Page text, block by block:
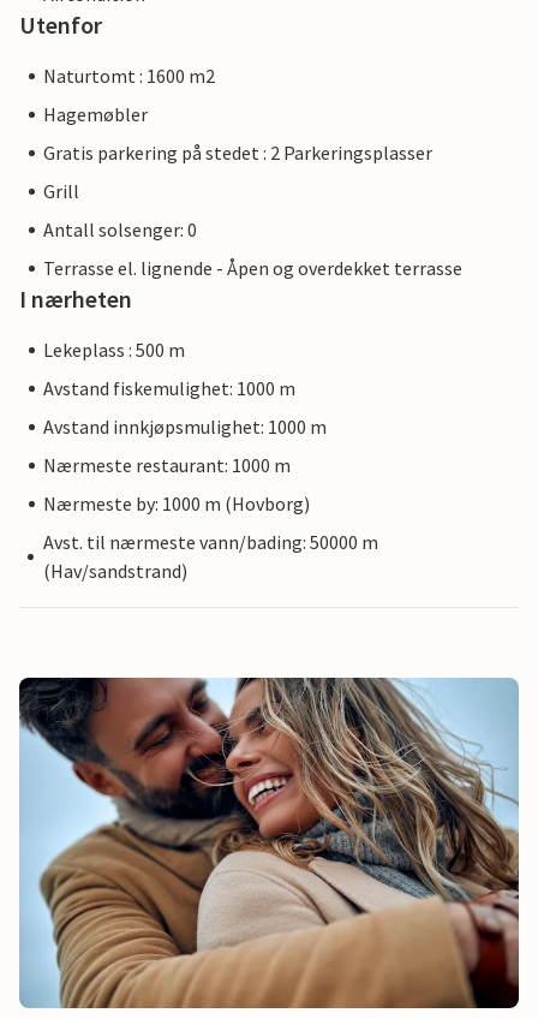
Utenfor
Naturtomt : 1600 m2
Hagemøbler
Gratis parkering på stedet : 2 Parkeringsplasser
Grill
Antall solsenger: 0
Terrasse el. lignende - Åpen og overdekket terrasse
I nærheten
Lekeplass : 500 m
Avstand fiskemulighet: 1000 m
Avstand innkjøpsmulighet: 1000 m
Nærmeste restaurant: 1000 m
Nærmeste by: 1000 m (Hovborg)
Avst. til nærmeste vann/bading: 50000 m
(Hav/sandstrand)